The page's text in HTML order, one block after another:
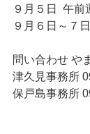
９月５日  午
９月６日～７
問い合わせ や
津久見事務所
保戸島事務所